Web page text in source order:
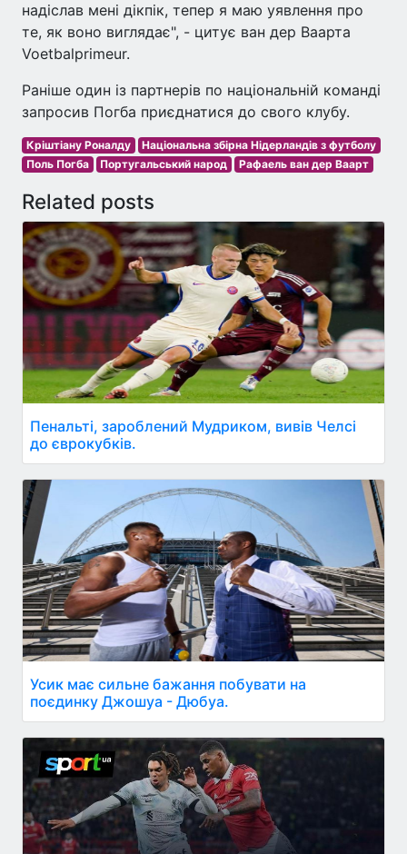
надіслав мені дікпік, тепер я маю уявлення про
те, як воно виглядає", - цитує ван дер Ваарта
Voetbalprimeur.
Раніше один із партнерів по національній команді
запросив Погба приєднатися до свого клубу.
Кріштіану Роналду
Національна збірна Нідерландів з футболу
Поль Погба
Португальський народ Рафаель ван дер Ваарт
Related posts
Пенальті, зароблений Мудриком, вивів Челсі
до єврокубків.
Усик має сильне бажання побувати на
поєдинку Джошуа - Дюбуа.